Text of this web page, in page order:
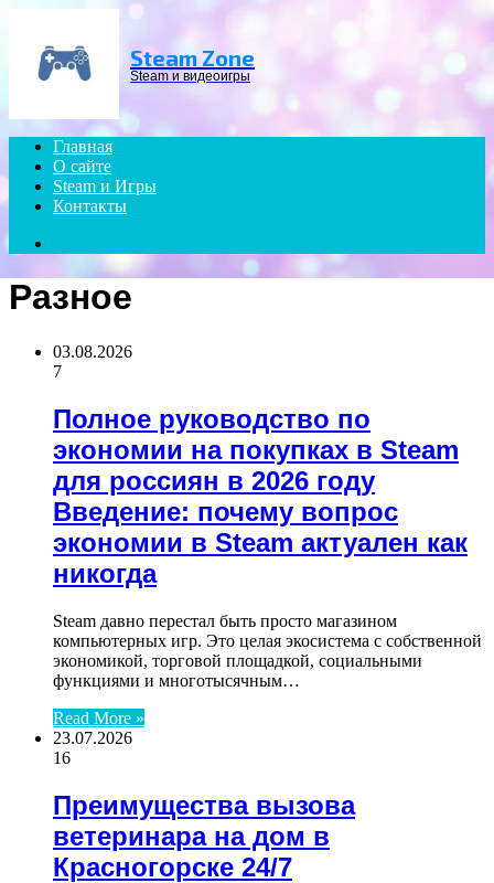
Steam Zone
Steam и видеоигры
Главная
О сайте
Steam и Игры
Контакты
Разное
03.08.2026
7
Полное руководство по
экономии на покупках в Steam
для россиян в 2026 году
Введение: почему вопрос
экономии в Steam актуален как
никогда
Steam давно перестал быть просто магазином
компьютерных игр. Это целая экосистема с собственной
экономикой, торговой площадкой, социальными
функциями и многотысячным…
Read More »
23.07.2026
16
Преимущества вызова
ветеринара на дом в
Красногорске 24/7